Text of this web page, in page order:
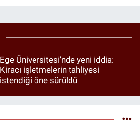
Ege Üniversitesi’nde yeni iddia:
Kiracı işletmelerin tahliyesi
istendiği öne sürüldü